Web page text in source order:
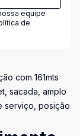
equipe
de
com 161mts
sacada, amplo
serviço, posição